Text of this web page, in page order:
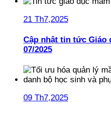
21 Th7,2025
Cập nhật tin tức Giáo
07/2025
09 Th7,2025